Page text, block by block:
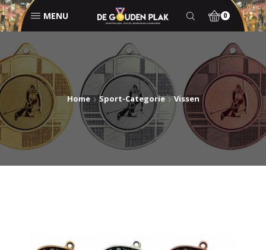
MENU 0
Home Sport-Categorie Vissen